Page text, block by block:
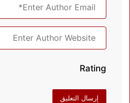
Rating